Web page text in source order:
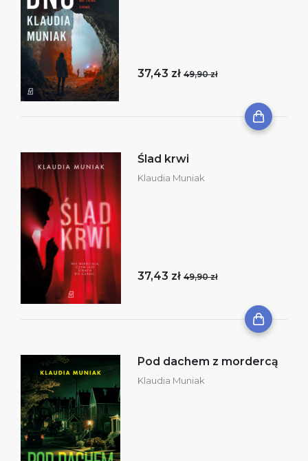
37,43 zł 49,90 zł
Ślad krwi
Klaudia Muniak
37,43 zł 49,90 zł
Pod dachem z mordercą
Klaudia Muniak